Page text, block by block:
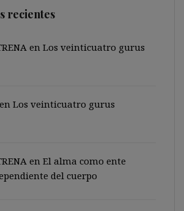
recientes
enLos veinticuatro gurus
Los veinticuatro gurus
enEl alma como ente
del cuerpo